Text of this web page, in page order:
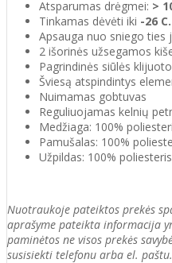
Atsparumas drėgmei: >
Tinkamas dėvėti iki -26 C.
Apsauga nuo sniego ties
2 išorinės užsegamos
Pagrindinės siūlės
Šviesą atspindintys
Nuimamas gobtuvas
Reguliuojamas kelnių
Medžiaga: 100%
Pamušalas: 100%
Užpildas: 100% poliesteris
Nuotraukoje pateiktos prekės
aprašyme pateikta informacija
paminėtos ne visos prekės
susisiekti telefonu arba el. paštu.